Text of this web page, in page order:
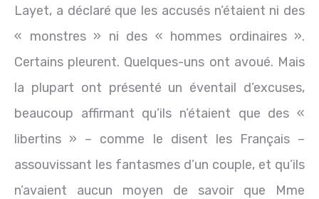
Layet, a déclaré que les accusés n’étaient ni des
« monstres » ni des « hommes ordinaires ».
Certains pleurent. Quelques-uns ont avoué. Mais
la plupart ont présenté un éventail d’excuses,
beaucoup affirmant qu’ils n’étaient que des «
libertins » – comme le disent les Français –
assouvissant les fantasmes d’un couple, et qu’ils
n’avaient aucun moyen de savoir que Mme